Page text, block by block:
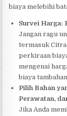
biaya melebihi
Survei Harga:
Jangan ragu
termasuk
perkiraan
mengenai
biaya
Pilih Bahan
Perawatan,
Jika Anda